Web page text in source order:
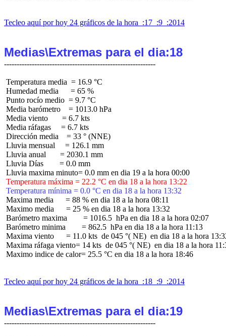
Tecleo aquí por hoy 24 gráficos de la hora  :17  :9  :2014
Medias\Extremas para el dia:18
Temperatura media  = 16.9 °C
Humedad media      = 65 %
Punto rocío medio  = 9.7 °C
Media barómetro    = 1013.0 hPa
Media viento       = 6.7 kts
Media ráfagas     = 6.7 kts
Dirección media    = 33 ° (NNE)
Lluvia mensual     = 126.1 mm
Lluvia anual       = 2030.1 mm
Lluvia Días        = 0.0 mm
Temperatura máxima = 22.2 °C en dia 18 a la hora 13:22
Temperatura mínima = 0.0 °C en dia 18 a la hora 13:32
Maxima media      = 88 % en dia 18 a la hora 08:11
Maximo media      = 25 % en dia 18 a la hora 13:32
Barómetro maxima        = 1016.5  hPa en dia 18 a la hora 02:07
Barómetro minima        = 862.5  hPa en dia 18 a la hora 11:13
Maxima viento      = 11.0 kts  de 045 °( NE)  en dia 18 a la hora
Maxima ráfaga viento= 14 kts  de 045 °( NE)  en dia 18 a la hora
Maximo indice de calor= 25.5 °C en dia 18 a la hora 18:46
Tecleo aquí por hoy 24 gráficos de la hora  :18  :9  :2014
Medias\Extremas para el dia:19